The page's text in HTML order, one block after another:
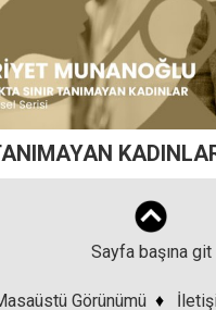
Sayfa başına git
Görünümü ♦